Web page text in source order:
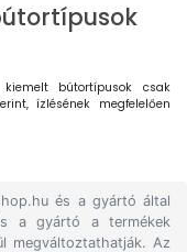
bútortípusok csak
ízlésének megfelelően
és a gyártó által
a gyártó a termékek
megváltoztathatják. Az